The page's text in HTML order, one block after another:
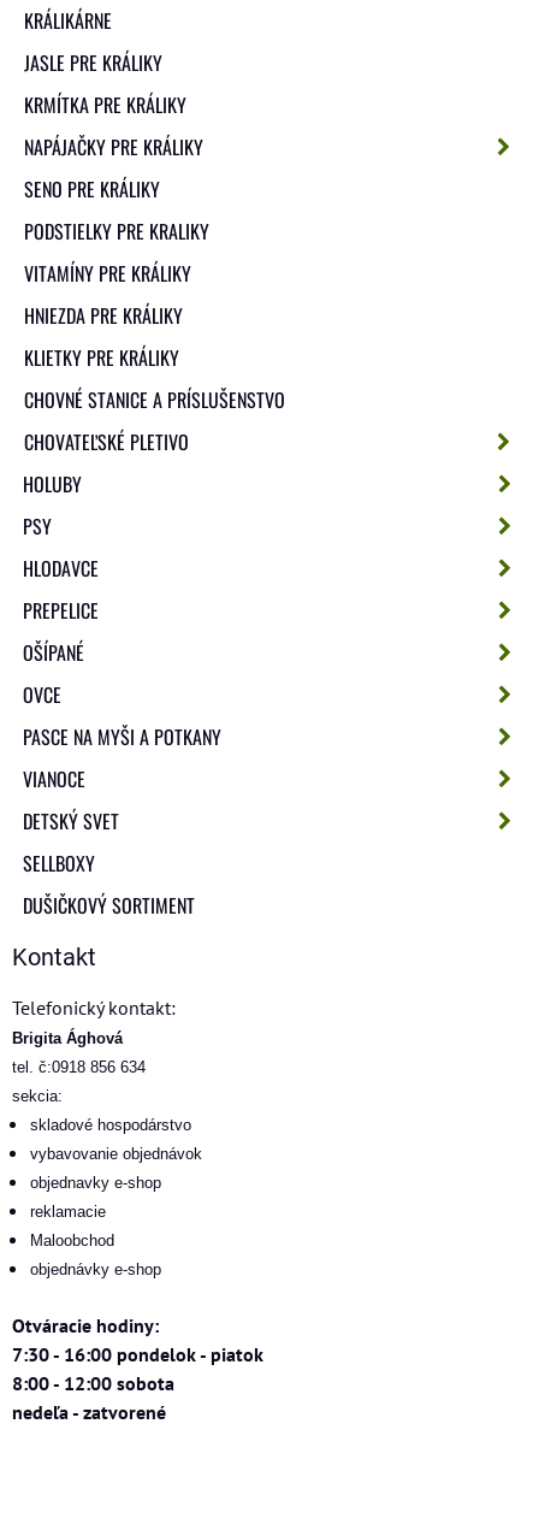
KRÁLIKÁRNE
JASLE PRE KRÁLIKY
KRMÍTKA PRE KRÁLIKY
NAPÁJAČKY PRE KRÁLIKY
SENO PRE KRÁLIKY
PODSTIELKY PRE KRALIKY
VITAMÍNY PRE KRÁLIKY
HNIEZDA PRE KRÁLIKY
KLIETKY PRE KRÁLIKY
CHOVNÉ STANICE A PRÍSLUŠENSTVO
CHOVATEĽSKÉ PLETIVO
HOLUBY
PSY
HLODAVCE
PREPELICE
OŠÍPANÉ
OVCE
PASCE NA MYŠI A POTKANY
VIANOCE
DETSKÝ SVET
SELLBOXY
DUŠIČKOVÝ SORTIMENT
Kontakt
Telefonický kontakt:
Brigita Ághová
tel. č:0918 856 634
sekcia:
skladové hospodárstvo
vybavovanie objednávok
objednavky e-shop
reklamacie
Maloobchod
objednávky e-shop
Otváracie hodiny:
7:30 - 16:00 pondelok - piatok
8:00 - 12:00 sobota
nedeľa - zatvorené